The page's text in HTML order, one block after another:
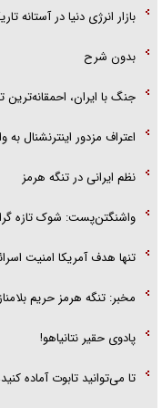
بازار انرژی دنیا در آستانه
بدون شرح
جنگ با ایران، احمقانه‌ترین
اعتراف مزدور اینترنشنال به واقعیتی که
نظم ایرانی در تنگه هرمز
واشنگتن‌پست: شوک تازه
تنها هدف آمریکا امنیت
مخبر: تنگه هرمز حریم
پادوی حقیر نتانیاهو!
تا می‌توانید تابوت آماده